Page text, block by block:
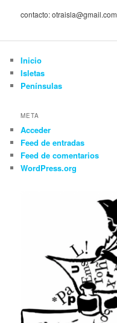
contacto: otraisla@gmail.com
Inicio
Isletas
Penínsulas
META
Acceder
Feed de entradas
Feed de comentarios
WordPress.org